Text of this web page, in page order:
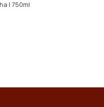
| 750ml